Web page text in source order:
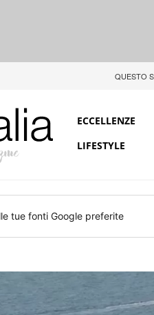
QUESTO
ECCELLENZE
LIFESTYLE
tue fonti Google preferite